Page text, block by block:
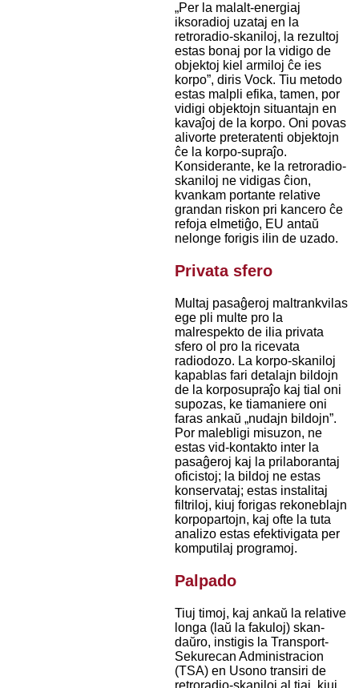
„Per la malalt-energiaj
iksoradioj uzataj en la
retroradio-skaniloj, la rezultoj
estas bonaj por la vidigo de
objektoj kiel armiloj ĉe ies
korpo”, diris Vock. Tiu metodo
estas malpli efika, tamen, por
vidigi objektojn situantajn en
kavaĵoj de la korpo. Oni povas
alivorte preteratenti objektojn
ĉe la korpo-supraĵo.
Konsiderante, ke la retroradio-
skaniloj ne vidigas ĉion,
kvankam portante relative
grandan riskon pri kancero ĉe
refoja elmetiĝo, EU antaŭ
nelonge forigis ilin de uzado.
Privata sfero
Multaj pasaĝeroj maltrankvilas
ege pli multe pro la
malrespekto de ilia privata
sfero ol pro la ricevata
radiodozo. La korpo-skaniloj
kapablas fari detalajn bildojn
de la korposupraĵo kaj tial oni
supozas, ke tiamaniere oni
faras ankaŭ „nudajn bildojn”.
Por malebligi misuzon, ne
estas vid-kontakto inter la
pasaĝeroj kaj la prilaborantaj
oficistoj; la bildoj ne estas
konservataj; estas instalitaj
filtriloj, kiuj forigas rekoneblajn
korpopartojn, kaj ofte la tuta
analizo estas efektivigata per
komputilaj programoj.
Palpado
Tiuj timoj, kaj ankaŭ la relative
longa (laŭ la fakuloj) skan-
daŭro, instigis la Transport-
Sekurecan Administracion
(TSA) en Usono transiri de